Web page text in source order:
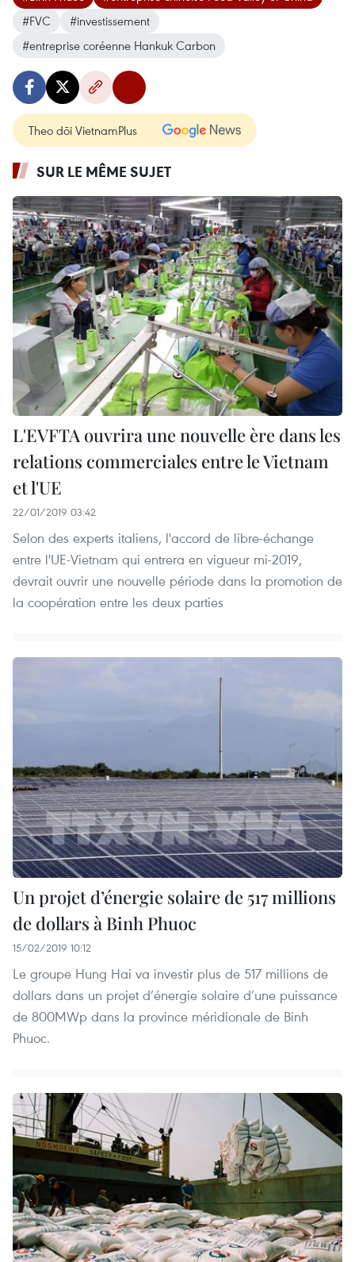
#FVC
#investissement
#entreprise coréenne Hankuk Carbon
Theo dõi VietnamPlus
SUR LE MÊME SUJET
L'EVFTA ouvrira une nouvelle ère dans les
relations commerciales entre le Vietnam
et l'UE
22/01/2019 03:42
Selon des experts italiens, l'accord de libre-échange
entre l'UE-Vietnam qui entrera en vigueur mi-2019,
devrait ouvrir une nouvelle période dans la promotion de
la coopération entre les deux parties
Un projet d’énergie solaire de 517 millions
de dollars à Binh Phuoc
15/02/2019 10:12
Le groupe Hung Hai va investir plus de 517 millions de
dollars dans un projet d’énergie solaire d’une puissance
de 800MWp dans la province méridionale de Binh
Phuoc.